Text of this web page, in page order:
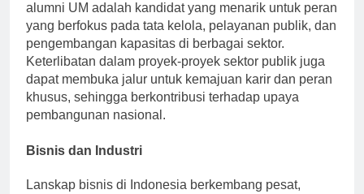
alumni UM adalah kandidat yang menarik untuk peran
yang berfokus pada tata kelola, pelayanan publik, dan
pengembangan kapasitas di berbagai sektor.
Keterlibatan dalam proyek-proyek sektor publik juga
dapat membuka jalur untuk kemajuan karir dan peran
khusus, sehingga berkontribusi terhadap upaya
pembangunan nasional.
Bisnis dan Industri
Lanskap bisnis di Indonesia berkembang pesat,